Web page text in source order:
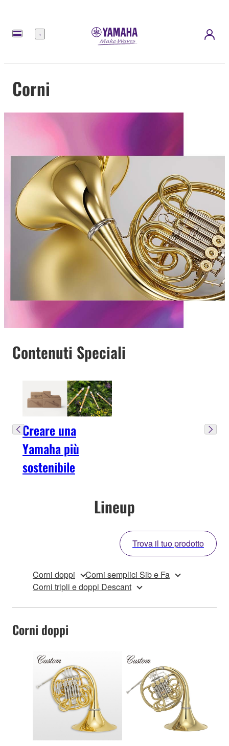
Menu
Corni
Contenuti Speciali
Creare una
Yamaha più
sostenibile
Lineup
Trova il tuo prodotto
Corni doppi
Corni semplici Sib e Fa
Corni tripli e doppi Descant
Corni doppi